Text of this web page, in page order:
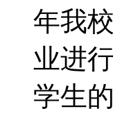
年我
业进
学生